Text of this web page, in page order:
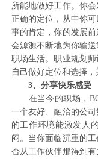
所能地做好工作。你
正确的定位，从中你
事的肯定，你的发展
会源源不断地为你输
职场生活。职业规划
自己做好定位和选择，
3、分享快乐感受
在当今的职场，
一个友好、融洽的公
的工作环境能激发人
闷。当你面临沉重的
否从工作伙伴那得到